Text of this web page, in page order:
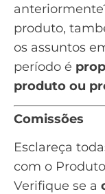
produto,
os assuntos
período é
produto ou
Comissões
Esclareça
com o
Verifique se a